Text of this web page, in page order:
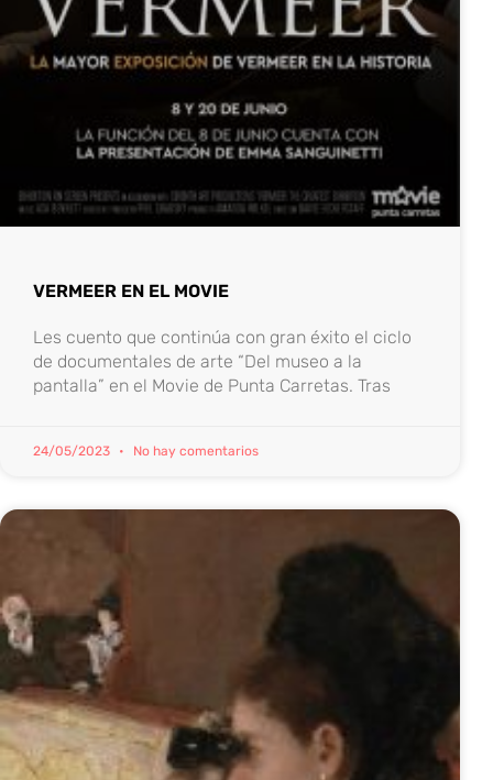
VERMEER EN EL MOVIE
Les cuento que continúa con gran éxito el ciclo
de documentales de arte “Del museo a la
pantalla” en el Movie de Punta Carretas. Tras
24/05/2023 No hay comentarios